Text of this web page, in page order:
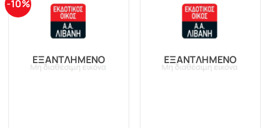
-10%
ΕΞΑΝΤΛΗΜΈΝΟ ΕΞΑΝΤΛΗΜΈΝΟ